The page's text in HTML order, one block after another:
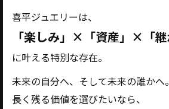
喜平ジュエリーは、
「楽しみ」×「資産」×「継
に叶える特別な存在。
未来の自分へ、そして未来の誰かへ。
長く残る価値を選びたいなら、